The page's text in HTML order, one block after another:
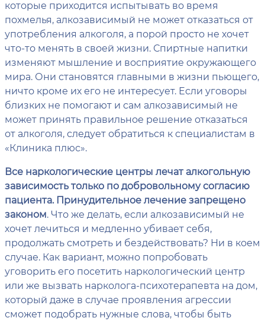
которые приходится испытывать во время
похмелья, алкозависимый не может отказаться от
употребления алкоголя, а порой просто не хочет
что-то менять в своей жизни. Спиртные напитки
изменяют мышление и восприятие окружающего
мира. Они становятся главными в жизни пьющего,
ничто кроме их его не интересует. Если уговоры
близких не помогают и сам алкозависимый не
может принять правильное решение отказаться
от алкоголя, следует обратиться к специалистам в
«Клиника плюс».
Все наркологические центры лечат алкогольную
зависимость только по добровольному согласию
пациента. Принудительное лечение запрещено
законом. Что же делать, если алкозависимый не
хочет лечиться и медленно убивает себя,
продолжать смотреть и бездействовать? Ни в коем
случае. Как вариант, можно попробовать
уговорить его посетить наркологический центр
или же вызвать нарколога-психотерапевта на дом,
который даже в случае проявления агрессии
сможет подобрать нужные слова, чтобы быть